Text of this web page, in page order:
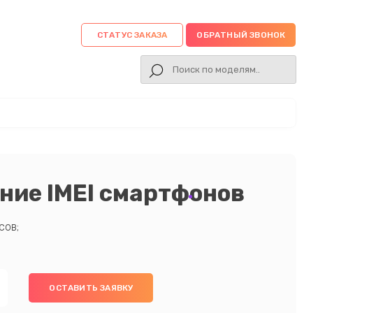
СТАТУС ЗАКАЗА ОБРАТНЫЙ ЗВОНОК
IMEI смартфонов
ОСТАВИТЬ ЗАЯВКУ